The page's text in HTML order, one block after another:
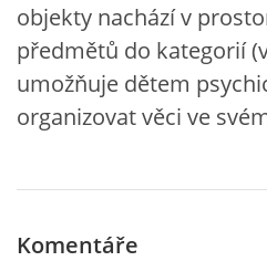
VÝTVARNÉ AKTIVITY - LÉTO
VÝTVARNÉ AKTIVITY - PODZIM
CHARAKTERISTIKA ROČNÍCH
objekty nachází v
předmětů do kategorií
umožňuje dětem
organizovat věci ve
Komentáře